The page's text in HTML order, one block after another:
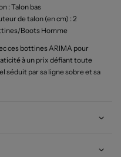
: Talon bas
de talon (en cm) : 2
Boots Homme
ces bottines ARIMA pour
à un prix défiant toute
séduit par sa ligne sobre et sa
enfilage facile tout en